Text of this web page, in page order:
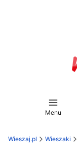
Menu
Wieszaj.pl Wieszaki